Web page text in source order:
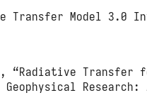
Model 3.0
Transfer for
Research: